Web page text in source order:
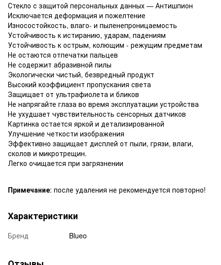
Стекло с защитой персональных данных — Антишпион
Исключается деформация и пожелтение
Износостойкость, влаго- и пыленепроницаемость
Устойчивость к истиранию, ударам, падениям
Устойчивость к острым, колющим - режущим предметам
Не остаются отпечатки пальцев
Не содержит абразивной пилы
Экологически чистый, безвредный продукт
Высокий коэффициент пропускания света
Защищает от ультрафиолета и бликов
Не напрягайте глаза во время эксплуатации устройства
Не ухудшает чувствительность сенсорных датчиков
Картинка остается яркой и детализированной
Улучшение четкости изображения
Эффективно защищает дисплей от пыли, грязи, влаги,
сколов и микротрещин.
Легко очищается при загрязнении
Примечание: после удаления не рекомендуется повторно!
Характеристики
Бренд Blueo